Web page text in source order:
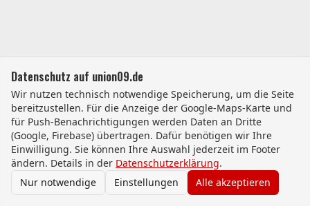
Datenschutz auf union09.de
Wir nutzen technisch notwendige Speicherung, um die Seite
bereitzustellen. Für die Anzeige der Google-Maps-Karte und
für Push-Benachrichtigungen werden Daten an Dritte
(Google, Firebase) übertragen. Dafür benötigen wir Ihre
Einwilligung. Sie können Ihre Auswahl jederzeit im Footer
ändern. Details in der Datenschutzerklärung.
Nur notwendige
Einstellungen Alle akzeptieren